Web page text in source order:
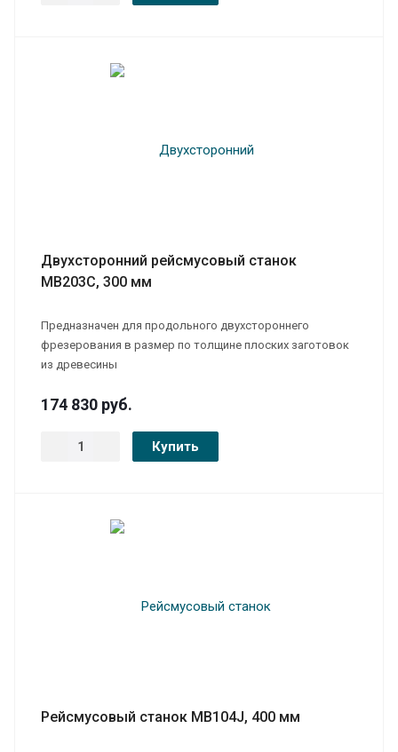
Двухсторонний рейсмусовый станок
MB203C, 300 мм
Предназначен для продольного двухстороннего
фрезерования в размер по толщине плоских заготовок
из древесины
174 830 руб.
Купить
Рейсмусовый станок MB104J, 400 мм